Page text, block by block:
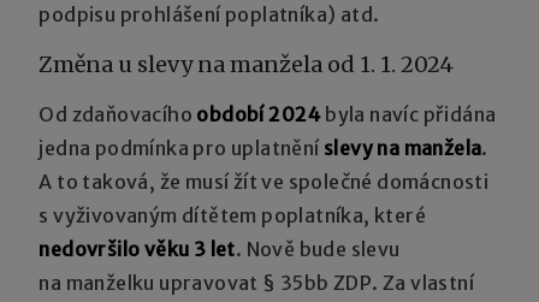
podpisu prohlášení poplatníka) atd.
Změna u slevy na manžela od 1. 1. 2024
Od zdaňovacího období 2024byla navíc přidána
jedna podmínka pro uplatnění slevy na manžela.
A to taková, že musí žít ve společné domácnosti
s vyživovaným dítětem poplatníka, které
nedovršilo věku 3 let. Nově bude slevu
na manželku upravovat § 35bb ZDP. Za vlastní